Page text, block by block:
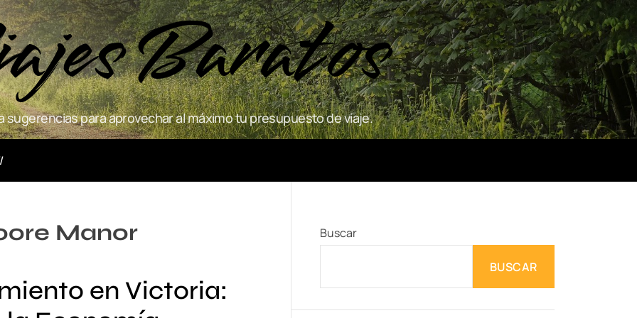
Baratos
sugerencias para aprovechar al máximo tu presupuesto de viaje.
Manor
en Victoria:
Buscar
BUSCAR